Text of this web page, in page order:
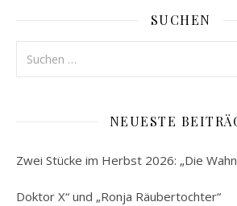
SUCHEN
NEUESTE
Zwei Stücke im Herbst 2026: „Die
Doktor X“ und „Ronja Räubertochter“